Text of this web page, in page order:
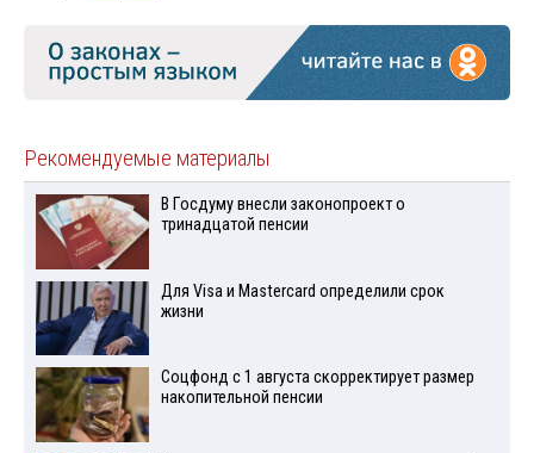
Рекомендуемые материалы
В Госдуму внесли законопроект о
тринадцатой пенсии
Для Visа и Mastercard определили срок
жизни
Соцфонд с 1 августа скорректирует размер
накопительной пенсии